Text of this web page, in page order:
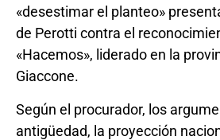
«desestimar el planteo»
de Perotti contra el
«Hacemos», liderado en la
Giaccone.
Según el procurador, los
antigüedad, la proyección